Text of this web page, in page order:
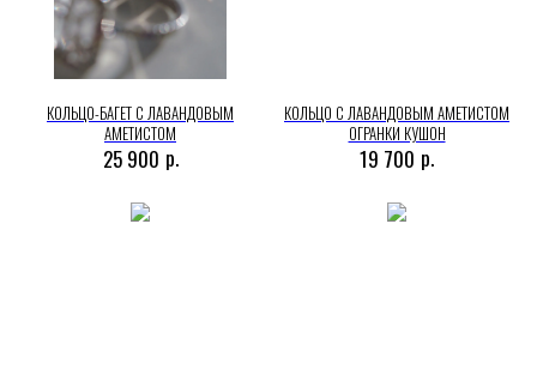
КОЛЬЦО-БАГЕТ С ЛАВАНДОВЫМ
АМЕТИСТОМ
25 900 р.
КОЛЬЦО С ЛАВАНДОВЫМ АМЕТИСТОМ
ОГРАНКИ КУШОН
19 700 р.